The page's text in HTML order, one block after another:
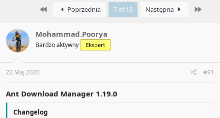
a
t
u
z
y
First Poprzednia 7 of 13 Następna
Mohammad.Poorya
Bardzo aktywny Ekspert
22 Maj 2020 #91
Ant Download Manager 1.19.0
Changelog